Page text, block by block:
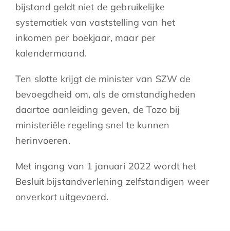
bijstand geldt niet de gebruikelijke
systematiek van vaststelling van het
inkomen per boekjaar, maar per
kalendermaand.
Ten slotte krijgt de minister van SZW de
bevoegdheid om, als de omstandigheden
daartoe aanleiding geven, de Tozo bij
ministeriële regeling snel te kunnen
herinvoeren.
Met ingang van 1 januari 2022 wordt het
Besluit bijstandverlening zelfstandigen weer
onverkort uitgevoerd.